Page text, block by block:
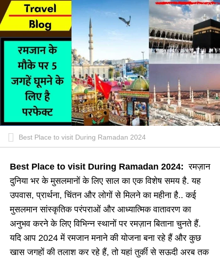
Best Place to visit During Ramadan 2024
Best Place to visit During Ramadan 2024: रमज़ान
दुनिया भर के मुसलमानों के लिए साल का एक विशेष समय है. यह
उपवास, प्रार्थना, चिंतन और लोगों से मिलने का महीना है.. कई
मुसलमान सांस्कृतिक परंपराओं और आध्यात्मिक वातावरण का
अनुभव करने के लिए विभिन्न स्थानों पर रमज़ान बिताना चुनते हैं.
यदि आप 2024 में रमजान मनाने की योजना बना रहे हैं और कुछ
खास जगहों की तलाश कर रहे हैं, तो यहां तुर्की से सऊदी अरब तक